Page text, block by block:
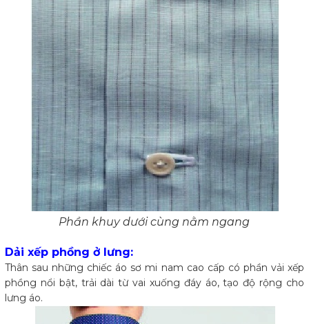
Phần khuy dưới cùng nằm ngang
Dải xếp phồng ở lưng:
Thân sau những chiếc áo sơ mi nam cao cấp có phần vải xếp
phồng nổi bật, trải dài từ vai xuống đáy áo, tạo độ rộng cho
lưng áo.